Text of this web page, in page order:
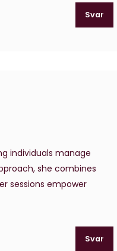
Svar
individuals manage
she combines
sessions empower
Svar